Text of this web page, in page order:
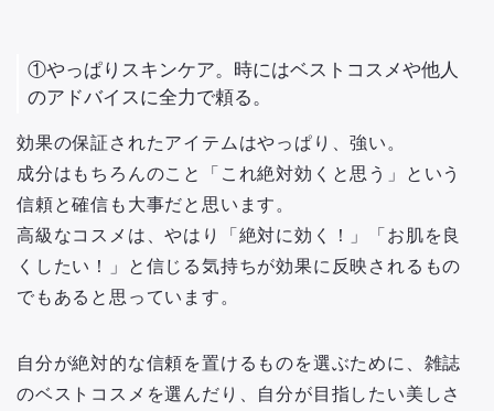
①やっぱりスキンケア。時にはベストコスメや他人
のアドバイスに全力で頼る。
効果の保証されたアイテムはやっぱり、強い。
成分はもちろんのこと「これ絶対効くと思う」という
信頼と確信も大事だと思います。
高級なコスメは、やはり「絶対に効く！」「お肌を良
くしたい！」と信じる気持ちが効果に反映されるもの
でもあると思っています。
自分が絶対的な信頼を置けるものを選ぶために、雑誌
のベストコスメを選んだり、自分が目指したい美しさ